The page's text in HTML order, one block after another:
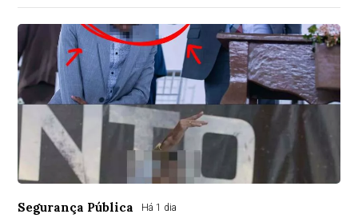
Segurança Pública Há 1 dia